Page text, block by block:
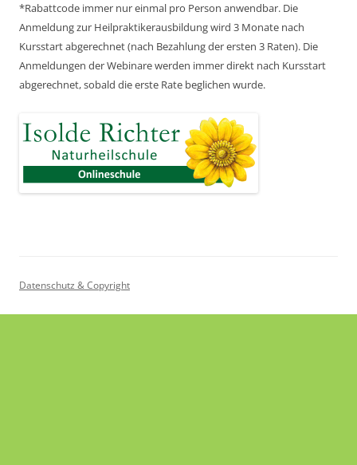
*Rabattcode immer nur einmal pro Person anwendbar. Die
Anmeldung zur Heilpraktikerausbildung wird 3 Monate nach
Kursstart abgerechnet(nach Bezahlung der ersten 3 Raten). Die
Anmeldungen der Webinare werden immer direkt nach Kursstart
abgerechnet,sobald die erste Rate beglichen wurde.
Datenschutz & Copyright